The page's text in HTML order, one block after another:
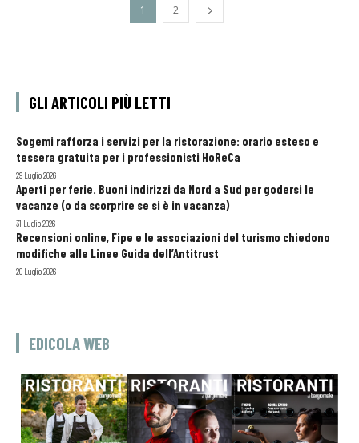
1 2
GLI ARTICOLI PIÙ LETTI
Sogemi rafforza i servizi per la ristorazione: orario esteso e
tessera gratuita per i professionisti HoReCa
29 Luglio 2026
Aperti per ferie. Buoni indirizzi da Nord a Sud per godersi le
vacanze (o da scorprire se si è in vacanza)
31 Luglio 2026
Recensioni online, Fipe e le associazioni del turismo chiedono
modifiche alle Linee Guida dell’Antitrust
20 Luglio 2026
EDICOLA WEB